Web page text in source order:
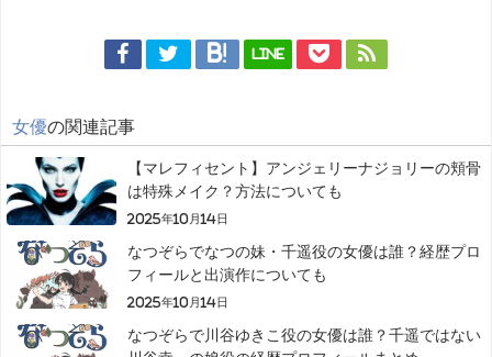
LINE
女優の関連記事
【マレフィセント】アンジェリーナジョリーの頬骨
は特殊メイク？方法についても
2025年10月14日
なつぞらでなつの妹・千遥役の女優は誰？経歴プロ
フィールと出演作についても
2025年10月14日
なつぞらで川谷ゆきこ役の女優は誰？千遥ではない